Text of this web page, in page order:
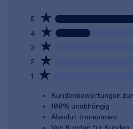
5
4
3
2
1
Kundenbewertungen
100% unabhängig
Absolut transparent